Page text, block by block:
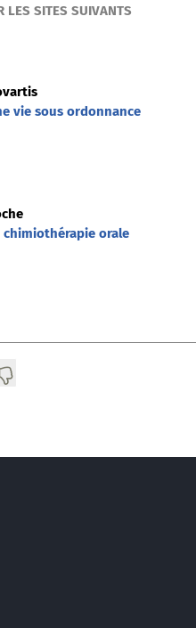
LES SITES SUIVANTS
vie sous ordonnance
chimiothérapie orale